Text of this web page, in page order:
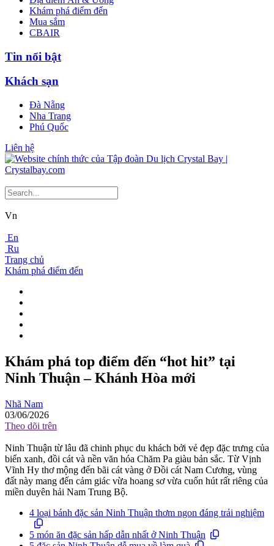
Khám phá điểm đến
Mua sắm
CBAIR
Tin nổi bật
Khách sạn
Đà Nẵng
Nha Trang
Phú Quốc
Liên hệ
Vn
En
Ru
Trang chủ
Khám phá điểm đến
Khám phá top điểm đến “hot hit” tại
Ninh Thuận – Khánh Hòa mới
Nhã Nam
03/06/2026
Theo dõi trên
Ninh Thuận từ lâu đã chinh phục du khách bởi vẻ đẹp đặc trưng của
biển xanh, đồi cát và nền văn hóa Chăm Pa giàu bản sắc. Từ Vịnh
Vĩnh Hy thơ mộng đến bãi cát vàng ở Đồi cát Nam Cương, vùng
đất này mang đến cảm giác vừa hoang sơ vừa cuốn hút rất riêng của
miền duyên hải Nam Trung Bộ.
4 loại bánh đặc sản Ninh Thuận thơm ngon đáng trải nghiệm
5 món ăn đặc sản hấp dẫn nhất ở Ninh Thuận